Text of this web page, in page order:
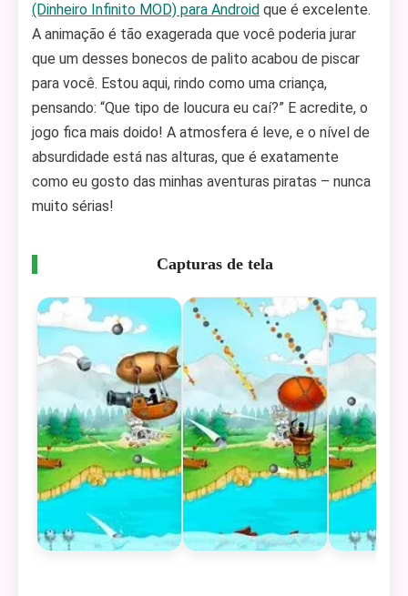
(Dinheiro Infinito MOD) para Android que é excelente.
A animação é tão exagerada que você poderia jurar
que um desses bonecos de palito acabou de piscar
para você. Estou aqui, rindo como uma criança,
pensando: “Que tipo de loucura eu caí?” E acredite, o
jogo fica mais doido! A atmosfera é leve, e o nível de
absurdidade está nas alturas, que é exatamente
como eu gosto das minhas aventuras piratas – nunca
muito sérias!
Capturas de tela